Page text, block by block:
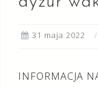
31 maja 2022
INFORMACJA